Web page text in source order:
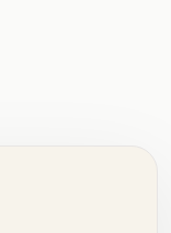
.   +   .   .